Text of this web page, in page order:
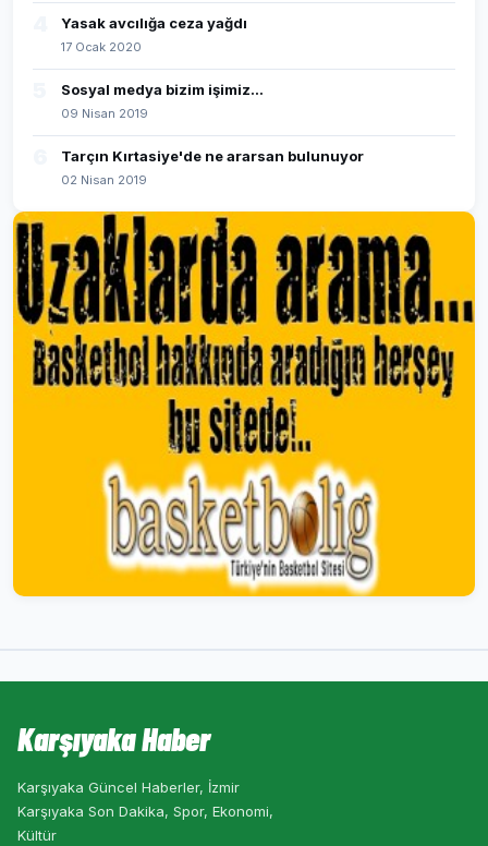
Yasak avcılığa ceza yağdı
17 Ocak 2020
Sosyal medya bizim işimiz...
09 Nisan 2019
Tarçın Kırtasiye'de ne ararsan bulunuyor
02 Nisan 2019
Karşıyaka Haber
Karşıyaka Güncel Haberler, İzmir
Karşıyaka Son Dakika, Spor, Ekonomi,
Kültür